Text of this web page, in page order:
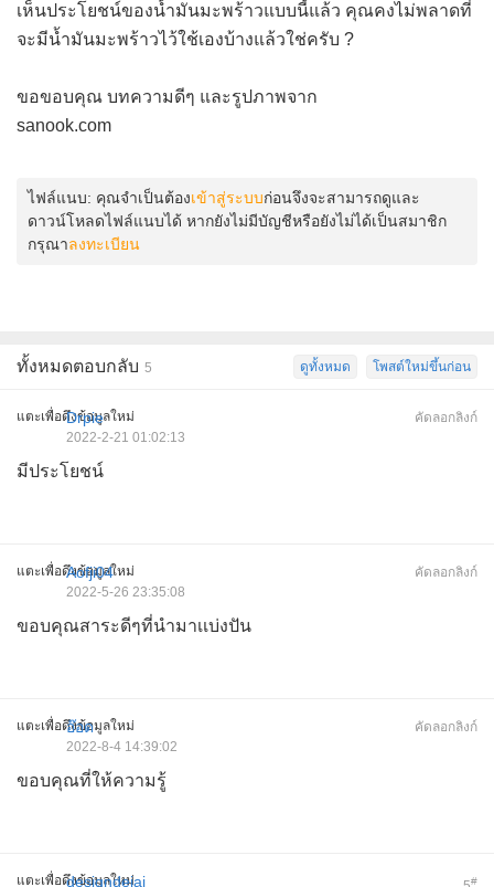
เห็นประโยชน์ของน้ำมันมะพร้าวแบบนี้แล้ว คุณคงไม่พลาดที่
จะมีน้ำมันมะพร้าวไว้ใช้เองบ้างแล้วใช่ครับ ?
ขอขอบคุณ บทความดีๆ และรูปภาพจาก
sanook.com
ไฟล์แนบ: คุณจำเป็นต้องเข้าสู่ระบบก่อนจึงจะสามารถดูและ
ดาวน์โหลดไฟล์แนบได้ หากยังไม่มีบัญชีหรือยังไม่ได้เป็นสมาชิก
กรุณาลงทะเบียน
โพสต์ใหม่ขึ้นก่อน
ดูทั้งหมด
ทั้งหมดตอบกลับ 5
แตะเพื่อดึงข้อมูลใหม่ คัดลอกลิงก์
Drpie
2022-2-21 01:02:13
มีประโยชน์
แตะเพื่อดึงข้อมูลใหม่ คัดลอกลิงก์
Aofji04
2022-5-26 23:35:08
ขอบคุณสาระดีๆที่นำมาเเบ่งปัน
แตะเพื่อดึงข้อมูลใหม่ คัดลอกลิงก์
อ๊อด
2022-8-4 14:39:02
ขอบคุณที่ให้ความรู้
แตะเพื่อดึงข้อมูลใหม่ #
designdejai